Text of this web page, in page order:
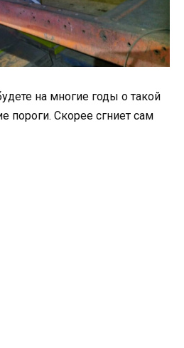
на многие годы о такой
пороги. Скорее сгниет сам